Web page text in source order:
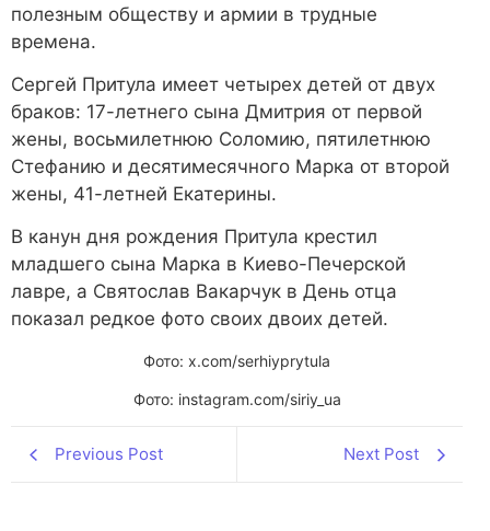
полезным обществу и армии в трудные
времена.
Сергей Притула имеет четырех детей от двух
браков: 17-летнего сына Дмитрия от первой
жены, восьмилетнюю Соломию, пятилетнюю
Стефанию и десятимесячного Марка от второй
жены, 41-летней Екатерины.
В канун дня рождения Притула крестил
младшего сына Марка в Киево-Печерской
лавре, а Святослав Вакарчук в День отца
показал редкое фото своих двоих детей.
Фото: x.com/serhiyprytula
Фото: instagram.com/siriy_ua
Previous Post Next Post